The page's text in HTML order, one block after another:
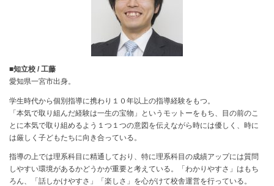
■知立校 / 工藤
愛知県一宮市出身。
学生時代から個別指導に携わり１０年以上の指導経験をもつ。
「本気で取り組んだ経験は一生の宝物」というモットーをもち、目の前のこ
とに本気で取り組めるよう１つ１つの意図を伝えながら時には優しく、時に
は厳しく子どもたちに向き合っている。
指導の上では理系科目に精通しており、特に理系科目の成績アップには質問
しやすい環境があるかどうかが重要と考えている。「わかりやすさ」はもち
ろん、「話しかけやすさ」「楽しさ」を心がけて校舎運営を行っている。